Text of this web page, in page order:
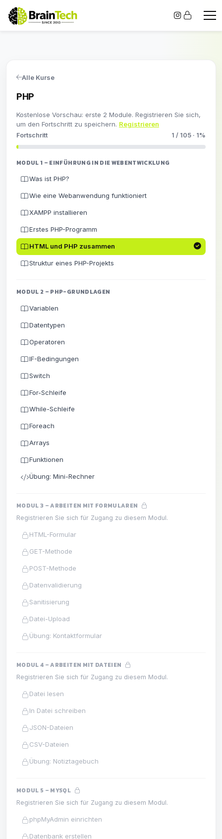
Alle Kurse
PHP
Kostenlose Vorschau: erste 2 Module. Registrieren Sie sich,
um den Fortschritt zu speichern. Registrieren
Fortschritt 1 / 105 · 1%
MODUL 1 – EINFÜHRUNG IN DIE WEBENTWICKLUNG
Was ist PHP?
Wie eine Webanwendung funktioniert
XAMPP installieren
Erstes PHP-Programm
HTML und PHP zusammen
Struktur eines PHP-Projekts
MODUL 2 – PHP-GRUNDLAGEN
Variablen
Datentypen
Operatoren
IF-Bedingungen
Switch
For-Schleife
While-Schleife
Foreach
Arrays
Funktionen
Übung: Mini-Rechner
MODUL 3 – ARBEITEN MIT FORMULAREN
Registrieren Sie sich für Zugang zu diesem Modul.
HTML-Formular
GET-Methode
POST-Methode
Datenvalidierung
Sanitisierung
Datei-Upload
Übung: Kontaktformular
MODUL 4 – ARBEITEN MIT DATEIEN
Registrieren Sie sich für Zugang zu diesem Modul.
Datei lesen
In Datei schreiben
JSON-Dateien
CSV-Dateien
Übung: Notiztagebuch
MODUL 5 – MYSQL
Registrieren Sie sich für Zugang zu diesem Modul.
phpMyAdmin einrichten
Datenbank erstellen